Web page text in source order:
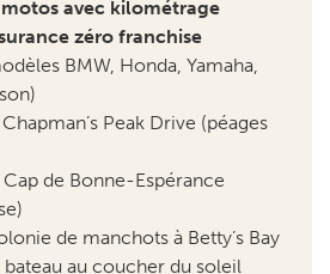
Chapman’s Peak Drive(péages
Cap de Bonne-Espérance
de manchots à
au coucher du soleil
autour de
àOudtshoorn
et vers l’aéroport, à condition